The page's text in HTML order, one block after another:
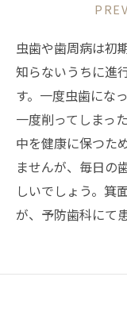
虫歯や歯周病は初
知らないうちに進
す。一度虫歯にな
一度削ってしまっ
中を健康に保つた
ませんが、毎日の
しいでしょう。箕
が、予防歯科にて